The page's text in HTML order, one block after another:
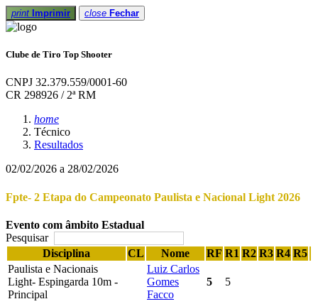
print Imprimir close Fechar
Clube de Tiro Top Shooter
CNPJ 32.379.559/0001-60
CR 298926 / 2ª RM
home
Técnico
Resultados
02/02/2026 a 28/02/2026
Fpte- 2 Etapa do Campeonato Paulista e Nacional Light 2026
Evento com âmbito Estadual
Pesquisar
Disciplina
CL Nome RF R1 R2 R3 R4 R5
Paulista e Nacionais
Light- Espingarda 10m -
Principal
Luiz Carlos
Gomes
Facco
5 5